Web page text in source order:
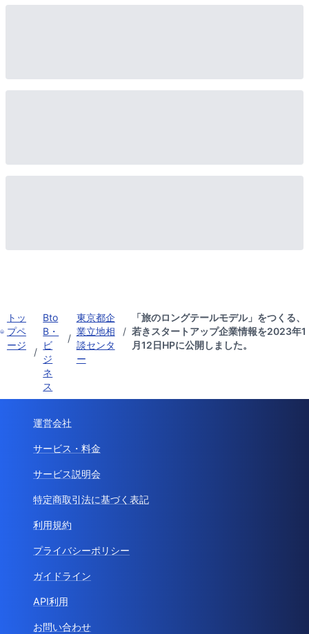
トッ
プペ
ージ
/
Bto
B・
ビ
ジ
ネ
ス
/
東京都企
業立地相
談センタ
ー
/
「旅のロングテールモデル」をつくる、
若きスタートアップ企業情報を2023年1
月12日HPに公開しました。
運営会社
サービス・料金
サービス説明会
特定商取引法に基づく表記
利用規約
プライバシーポリシー
ガイドライン
API利用
お問い合わせ